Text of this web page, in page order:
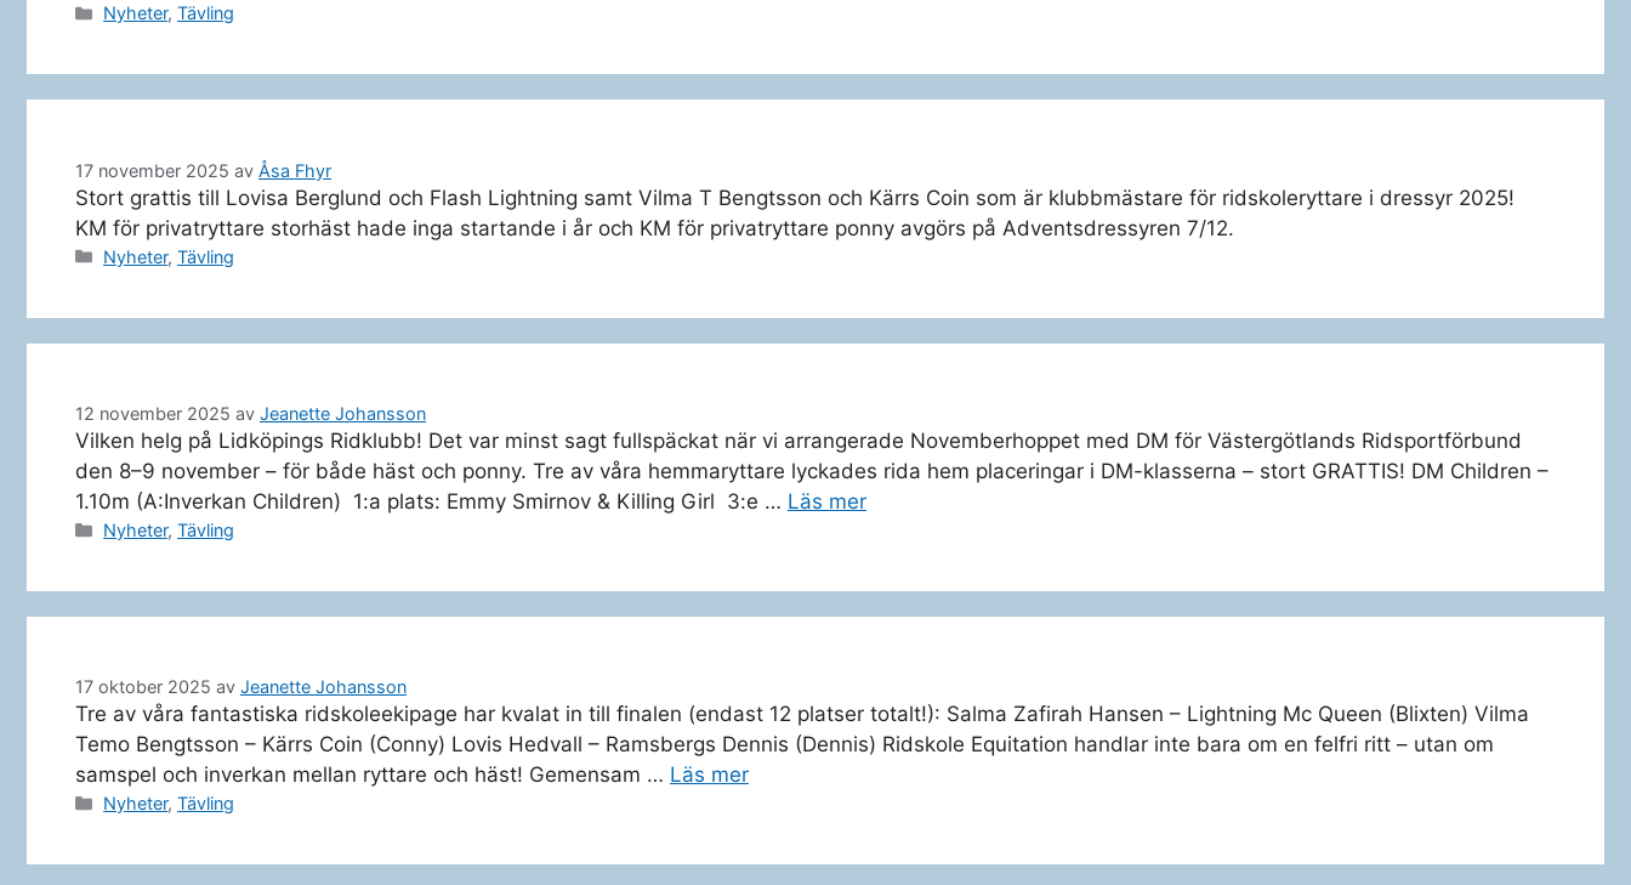
Kategorier
Nyheter,Tävling
17 november 2025 av Åsa Fhyr
Stort grattis till Lovisa Berglund och Flash Lightning samt Vilma T Bengtsson och Kärrs Coin som är klubbmästare för ridskoleryttare i dressyr 2025!
KM för privatryttare storhäst hade inga startande i år och KM för privatryttare ponny avgörs på Adventsdressyren 7/12.
Kategorier
Nyheter,Tävling
12 november 2025 av Jeanette Johansson
Vilken helg på Lidköpings Ridklubb! Det var minst sagt fullspäckat när vi arrangerade Novemberhoppet med DM för Västergötlands Ridsportförbund
den 8–9 november – för både häst och ponny. Tre av våra hemmaryttare lyckades rida hem placeringar i DM-klasserna – stort GRATTIS! DM Children –
1.10m (A:Inverkan Children) 1:a plats: Emmy Smirnov & Killing Girl 3:e … Läs mer
Kategorier
Nyheter,Tävling
17 oktober 2025 av Jeanette Johansson
Tre av våra fantastiska ridskoleekipage har kvalat in till finalen (endast 12 platser totalt!): Salma Zafirah Hansen – Lightning Mc Queen (Blixten) Vilma
Temo Bengtsson – Kärrs Coin (Conny) Lovis Hedvall – Ramsbergs Dennis (Dennis) Ridskole Equitation handlar inte bara om en felfri ritt – utan om
samspel och inverkan mellan ryttare och häst! Gemensam … Läs mer
Kategorier
Nyheter,Tävling